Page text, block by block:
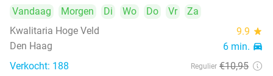
Vandaag Morgen Di Wo Do Vr
Za
Kwalitaria Hoge Veld
9.9 star
Den Haag 6 min. directions_car
Verkocht: 188 Regulier €10,95